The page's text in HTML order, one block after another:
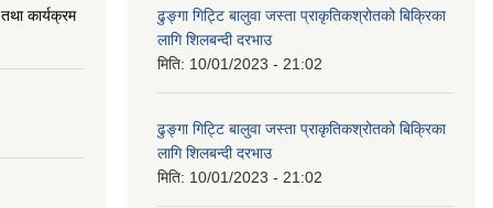
कार्यक्रम
ढुङ्गा गिट्टि बालुवा जस्ता प्राकृतिकश्रोतको बिक्रिका
लागि शिलबन्दी दरभाउ
मिति: 10/01/2023 - 21:02
ढुङ्गा गिट्टि बालुवा जस्ता प्राकृतिकश्रोतको बिक्रिका
लागि शिलबन्दी दरभाउ
मिति: 10/01/2023 - 21:02